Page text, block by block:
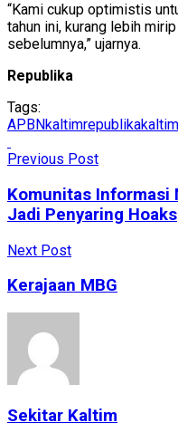
“Kami cukup optimistis
tahun ini, kurang lebih
sebelumnya,” ujarnya.
Republika
Tags:
APBN kaltimrepublika
Previous Post
Komunitas Informasi
Jadi Penyaring Hoaks
Next Post
Kerajaan MBG
Sekitar Kaltim